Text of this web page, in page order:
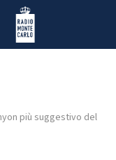
Radio Monte Carlo
più suggestivo del